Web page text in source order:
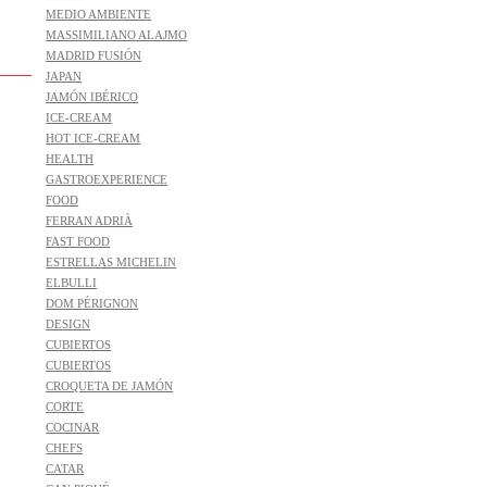
MEDIO AMBIENTE
MASSIMILIANO ALAJMO
MADRID FUSIÓN
JAPAN
JAMÓN IBÉRICO
ICE-CREAM
HOT ICE-CREAM
HEALTH
GASTROEXPERIENCE
FOOD
FERRAN ADRIÀ
FAST FOOD
ESTRELLAS MICHELIN
ELBULLI
DOM PÉRIGNON
DESIGN
CUBIERTOS
CUBIERTOS
CROQUETA DE JAMÓN
CORTE
COCINAR
CHEFS
CATAR